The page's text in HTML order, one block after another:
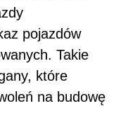
pojazdów
Takie
które
na budowę